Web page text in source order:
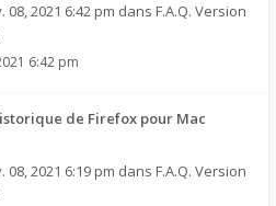
08, 2021 6:42 pm dans F.A.Q. Version
6:42 pm
de Firefox pour Mac
08, 2021 6:19 pm dans F.A.Q. Version